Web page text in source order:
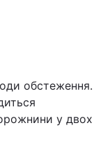
обстеження.
у двох